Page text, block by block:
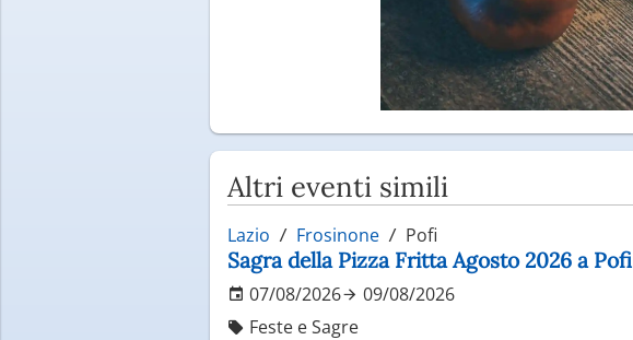
Altri eventi simili
Lazio Frosinone Pofi
Sagra della Pizza Fritta Agosto 2026 a Pofi
07/08/2026
09/08/2026
Feste e Sagre